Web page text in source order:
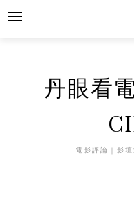
Skip
丹眼看
電影評論｜影